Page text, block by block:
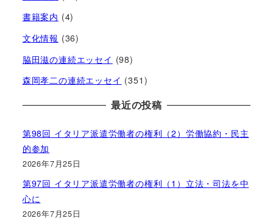
書籍案内 (4)
文化情報 (36)
脇田滋の連続エッセイ (98)
森岡孝二の連続エッセイ (351)
最近の投稿
第98回 イタリア派遣労働者の権利（2）労働協約・民主
的参加
2026年7月25日
第97回 イタリア派遣労働者の権利（1）立法・司法を中
心に
2026年7月25日